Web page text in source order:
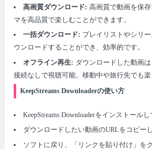
高画質ダウンロード: 高画質で動画を保
マを高品質で楽しむことができます。
一括ダウンロード: プレイリストやシリ
ウンロードすることができ、効率的です。
オフライン再生: ダウンロードした動画
接続なしで視聴可能。移動中や旅行先でも楽
KeepStreams Downloaderの使い方
KeepStreams Downloaderをインストールし
ダウンロードしたい動画のURLをコピーし
ソフトに戻り、「リンクを貼り付け」を